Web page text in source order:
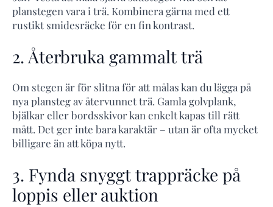
planstegen vara i trä. Kombinera gärna med ett
rustikt smidesräcke för en fin kontrast.
2. Återbruka gammalt trä
Om stegen är för slitna för att målas kan du lägga på
nya plansteg av återvunnet trä. Gamla golvplank,
bjälkar eller bordsskivor kan enkelt kapas till rätt
mått. Det ger inte bara karaktär – utan är ofta mycket
billigare än att köpa nytt.
3. Fynda snyggt trappräcke på
loppis eller auktion